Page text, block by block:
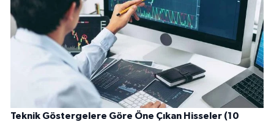
Teknik Göstergelere Göre Öne Çıkan Hisseler (10